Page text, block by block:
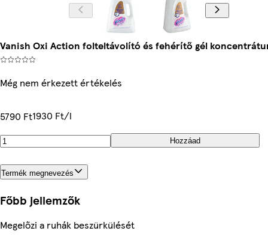
Vanish Oxi Action folteltávolító és fehérítő gél
Még nem érkezett értékelés
5790 Ft1930 Ft/l
Hozzáad
Termék megnevezés
Főbb jellemzők
Megelőzi a ruhák beszürkülését